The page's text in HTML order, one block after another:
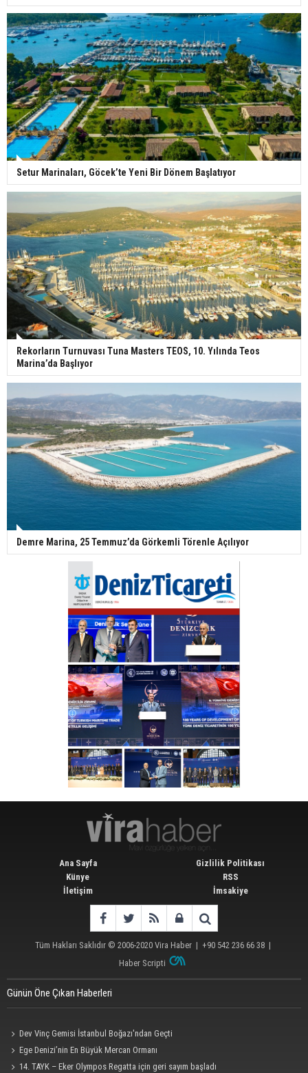
Setur Marinaları, Göcek’te Yeni Bir Dönem Başlatıyor
Rekorların Turnuvası Tuna Masters TEOS, 10. Yılında Teos
Marina’da Başlıyor
Demre Marina, 25 Temmuz’da Görkemli Törenle Açılıyor
Ana Sayfa
Künye
İletişim
Gizlilik Politikası
RSS
İmsakiye
Tüm Hakları Saklıdır © 2006-2020 Vira Haber | +90 542 236 66 38 |
Haber Scripti
Günün Öne Çıkan Haberleri
Dev Vinç Gemisi İstanbul Boğazı'ndan Geçti
Ege Denizi’nin En Büyük Mercan Ormanı
14. TAYK – Eker Olympos Regatta için geri sayım başladı